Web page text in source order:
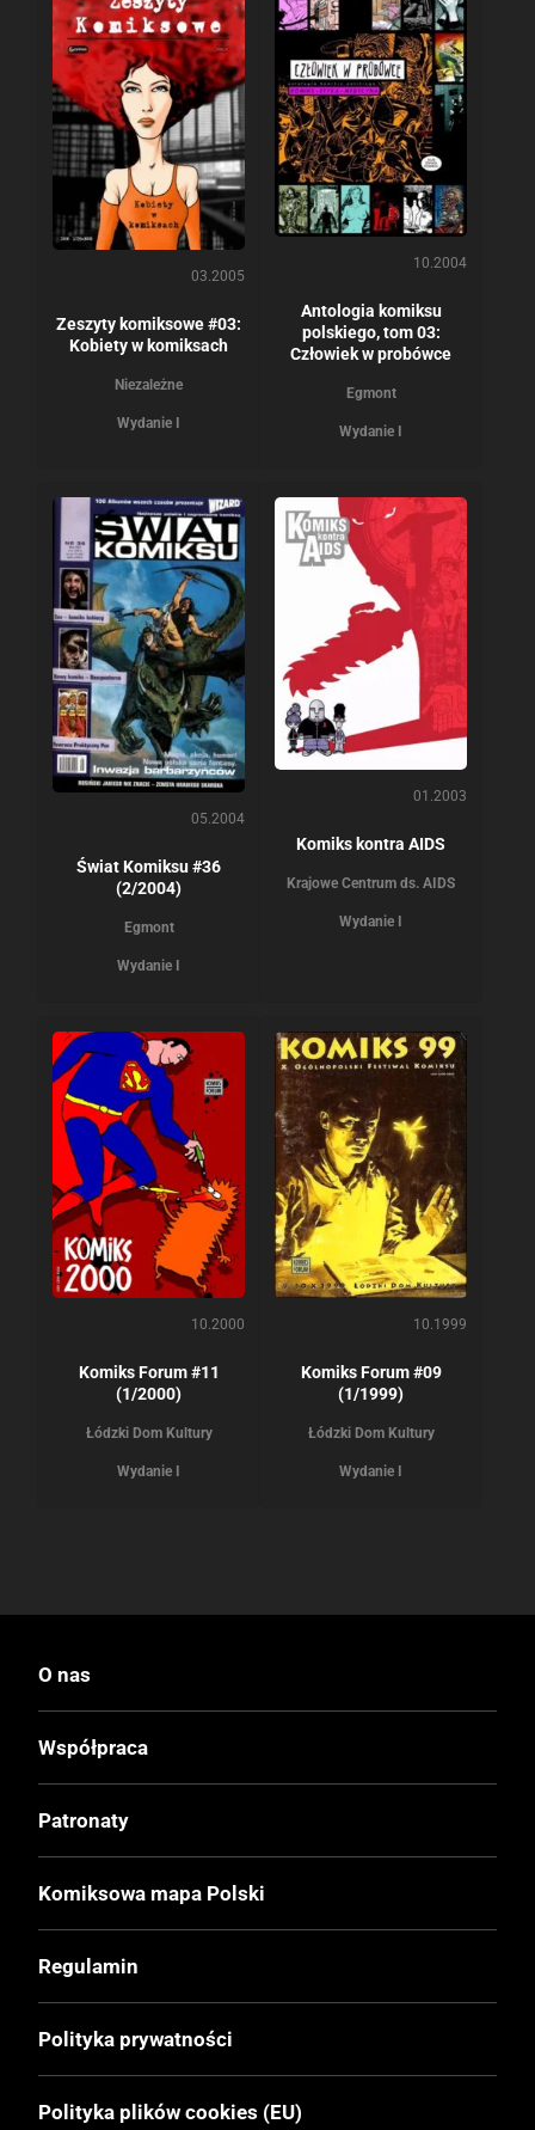
03.2005
Zeszyty komiksowe #03:
Kobiety w komiksach
Niezależne
Wydanie I
10.2004
Antologia komiksu
polskiego, tom 03:
Człowiek w probówce
Egmont
Wydanie I
05.2004
Świat Komiksu #36
(2/2004)
Egmont
Wydanie I
01.2003
Komiks kontra AIDS
Krajowe Centrum ds. AIDS
Wydanie I
10.2000
Komiks Forum #11
(1/2000)
Łódzki Dom Kultury
Wydanie I
10.1999
Komiks Forum #09
(1/1999)
Łódzki Dom Kultury
Wydanie I
O nas
Współpraca
Patronaty
Komiksowa mapa Polski
Regulamin
Polityka prywatności
Polityka plików cookies (EU)